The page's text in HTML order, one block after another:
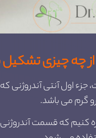
چه چیزی
کنیم که قسمت